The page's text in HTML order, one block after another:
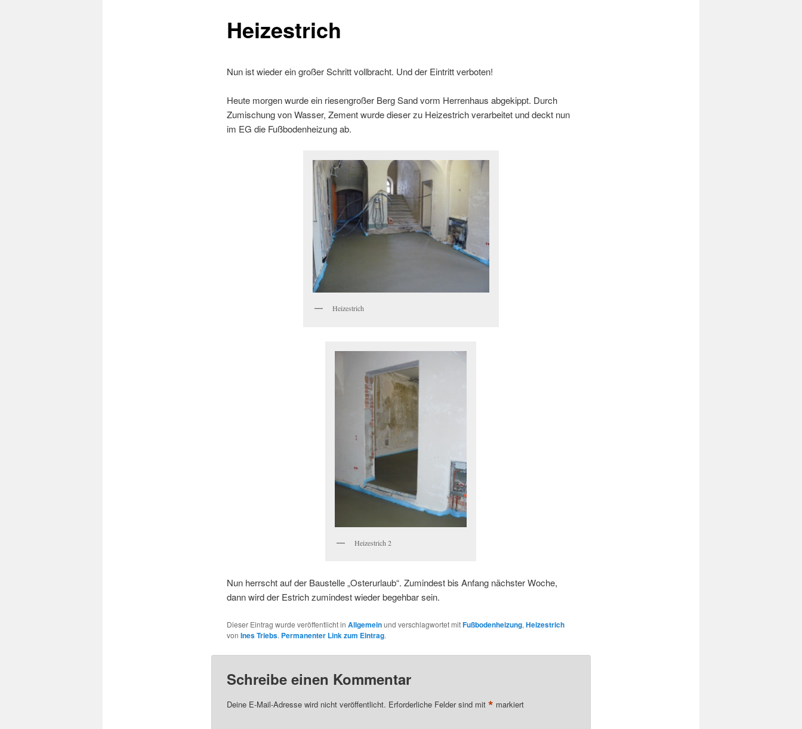
Heizestrich
Nun ist wieder ein großer Schritt vollbracht. Und der Eintritt verboten!
Heute morgen wurde ein riesengroßer Berg Sand vorm Herrenhaus abgekippt. Durch
Zumischung von Wasser, Zement wurde dieser zu Heizestrich verarbeitet und deckt nun
im EG die Fußbodenheizung ab.
Heizestrich
Heizestrich 2
Nun herrscht auf der Baustelle „Osterurlaub“. Zumindest bis Anfang nächster Woche,
dann wird der Estrich zumindest wieder begehbar sein.
Dieser Eintrag wurde veröffentlicht in Allgemeinund verschlagwortet mitFußbodenheizung, Heizestrich
von Ines Triebs. Permanenter Link zum Eintrag.
Schreibe einen Kommentar
Deine E-Mail-Adresse wird nicht veröffentlicht. Erforderliche Felder sind mit * markiert